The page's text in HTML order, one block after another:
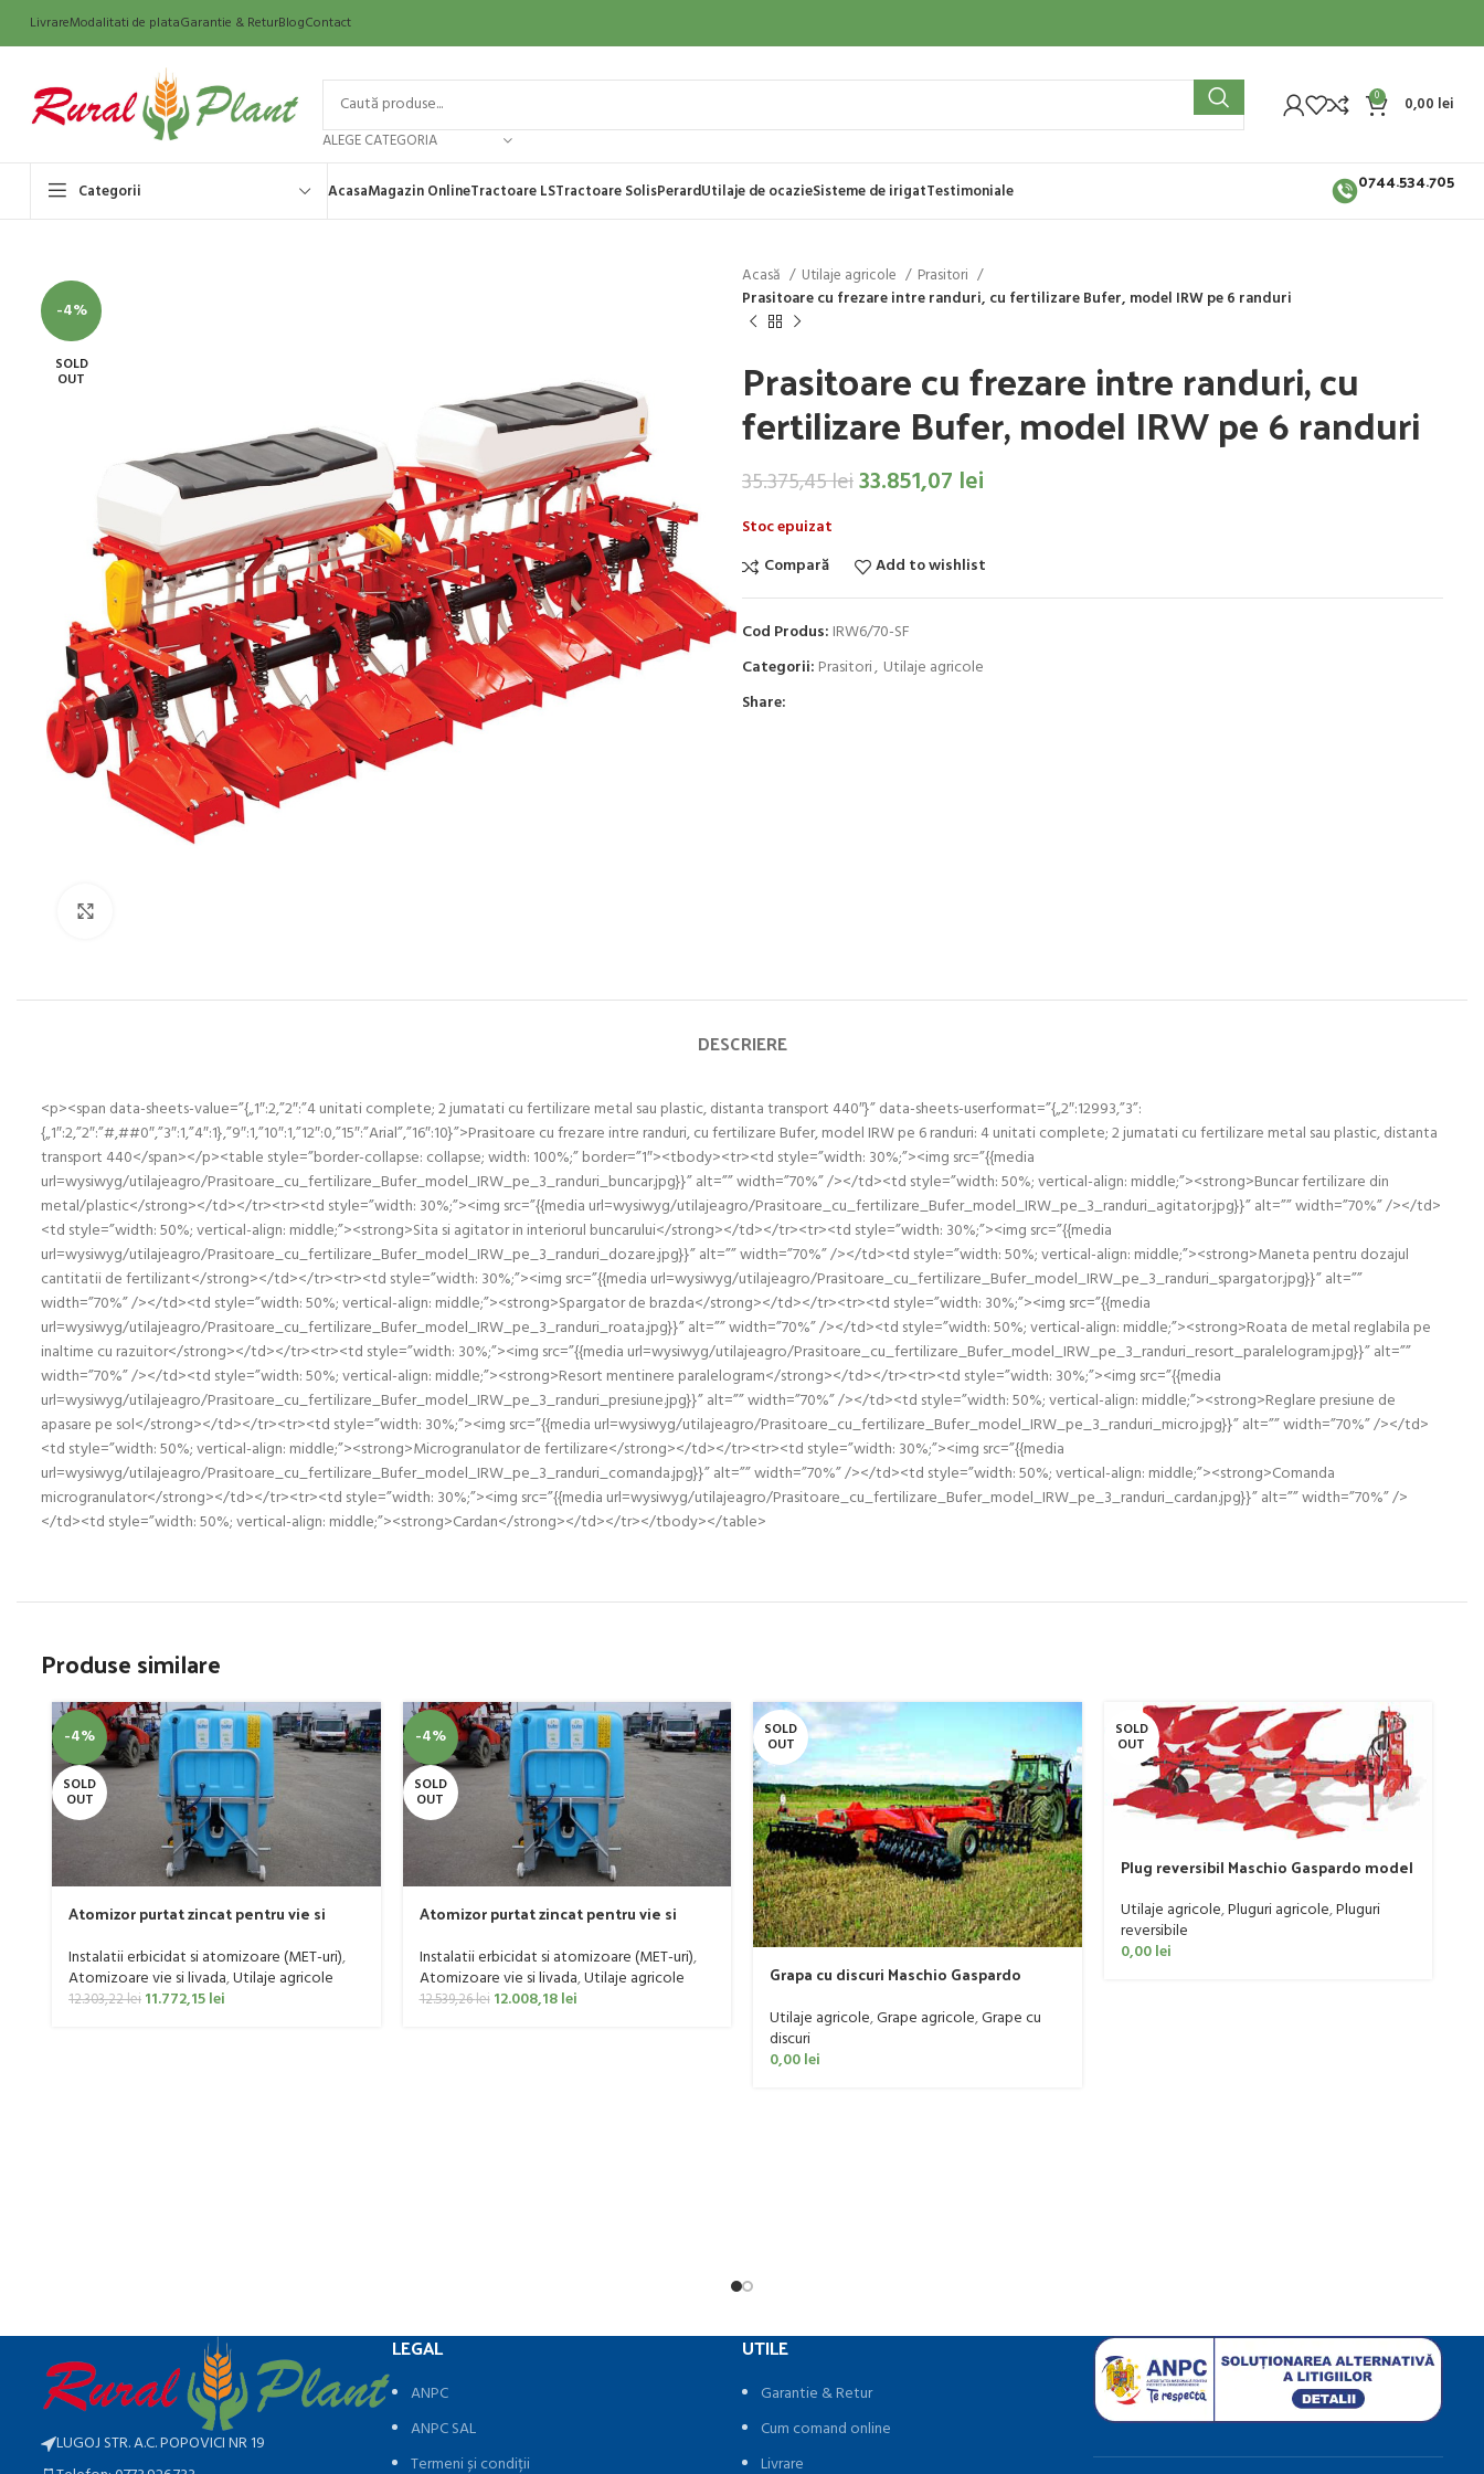
LivrareModalitati de plataGarantie & ReturBlogContact
ALEGE CATEGORIA
0 0,00 lei
Categorii AcasaMagazin OnlineTractoare LSTractoare SolisPerardUtilaje de ocazieSisteme de irigatTestimoniale 0744.534.705
-4%
SOLD
OUT
Acasă Utilaje agricole
Prasitori
Prasitoare cu frezare intre randuri, cu fertilizare Bufer, model IRW pe 6 randuri
Prasitoare cu frezare intre randuri, cu
fertilizare Bufer, model IRW pe 6 randuri
35.375,45lei33.851,07 lei
Stoc epuizat
Compară
Add to wishlist
Cod Produs: IRW6/70-SF
Categorii: Prasitori, Utilaje agricole
Share:
DESCRIERE
<p><span data-sheets-value=”{„1″:2,”2″:”4 unitati complete; 2 jumatati cu fertilizare metal sau plastic, distanta transport 440″}” data-sheets-userformat=”{„2″:12993,”3”:
{„1″:2,”2″:”#,##0″,”3″:1,”4″:1},”9″:1,”10″:1,”12″:0,”15″:”Arial”,”16″:10}”>Prasitoare cu frezare intre randuri, cu fertilizare Bufer, model IRW pe 6 randuri: 4 unitati complete; 2 jumatati cu fertilizare metal sau plastic, distanta
transport 440</span></p><table style=”border-collapse: collapse; width: 100%;” border=”1″><tbody><tr><td style=”width: 30%;”><img src=”{{media
url=wysiwyg/utilajeagro/Prasitoare_cu_fertilizare_Bufer_model_IRW_pe_3_randuri_buncar.jpg}}” alt=”” width=”70%” /></td><td style=”width: 50%; vertical-align: middle;”><strong>Buncar fertilizare din
metal/plastic</strong></td></tr><tr><td style=”width: 30%;”><img src=”{{media url=wysiwyg/utilajeagro/Prasitoare_cu_fertilizare_Bufer_model_IRW_pe_3_randuri_agitator.jpg}}” alt=”” width=”70%” /></td>
<td style=”width: 50%; vertical-align: middle;”><strong>Sita si agitator in interiorul buncarului</strong></td></tr><tr><td style=”width: 30%;”><img src=”{{media
url=wysiwyg/utilajeagro/Prasitoare_cu_fertilizare_Bufer_model_IRW_pe_3_randuri_dozare.jpg}}” alt=”” width=”70%” /></td><td style=”width: 50%; vertical-align: middle;”><strong>Maneta pentru dozajul
cantitatii de fertilizant</strong></td></tr><tr><td style=”width: 30%;”><img src=”{{media url=wysiwyg/utilajeagro/Prasitoare_cu_fertilizare_Bufer_model_IRW_pe_3_randuri_spargator.jpg}}” alt=””
width=”70%” /></td><td style=”width: 50%; vertical-align: middle;”><strong>Spargator de brazda</strong></td></tr><tr><td style=”width: 30%;”><img src=”{{media
url=wysiwyg/utilajeagro/Prasitoare_cu_fertilizare_Bufer_model_IRW_pe_3_randuri_roata.jpg}}” alt=”” width=”70%” /></td><td style=”width: 50%; vertical-align: middle;”><strong>Roata de metal reglabila pe
inaltime cu razuitor</strong></td></tr><tr><td style=”width: 30%;”><img src=”{{media url=wysiwyg/utilajeagro/Prasitoare_cu_fertilizare_Bufer_model_IRW_pe_3_randuri_resort_paralelogram.jpg}}” alt=””
width=”70%” /></td><td style=”width: 50%; vertical-align: middle;”><strong>Resort mentinere paralelogram</strong></td></tr><tr><td style=”width: 30%;”><img src=”{{media
url=wysiwyg/utilajeagro/Prasitoare_cu_fertilizare_Bufer_model_IRW_pe_3_randuri_presiune.jpg}}” alt=”” width=”70%” /></td><td style=”width: 50%; vertical-align: middle;”><strong>Reglare presiune de
apasare pe sol</strong></td></tr><tr><td style=”width: 30%;”><img src=”{{media url=wysiwyg/utilajeagro/Prasitoare_cu_fertilizare_Bufer_model_IRW_pe_3_randuri_micro.jpg}}” alt=”” width=”70%” /></td>
<td style=”width: 50%; vertical-align: middle;”><strong>Microgranulator de fertilizare</strong></td></tr><tr><td style=”width: 30%;”><img src=”{{media
url=wysiwyg/utilajeagro/Prasitoare_cu_fertilizare_Bufer_model_IRW_pe_3_randuri_comanda.jpg}}” alt=”” width=”70%” /></td><td style=”width: 50%; vertical-align: middle;”><strong>Comanda
microgranulator</strong></td></tr><tr><td style=”width: 30%;”><img src=”{{media url=wysiwyg/utilajeagro/Prasitoare_cu_fertilizare_Bufer_model_IRW_pe_3_randuri_cardan.jpg}}” alt=”” width=”70%” />
</td><td style=”width: 50%; vertical-align: middle;”><strong>Cardan</strong></td></tr></tbody></table>
Produse similare
-4%
SOLD
OUT
Atomizor purtat zincat pentru vie si
Instalatii erbicidat si atomizoare (MET-uri),
Atomizoare vie si livada,Utilaje agricole
12.303,22lei 11.772,15lei
-4%
SOLD
OUT
Atomizor purtat zincat pentru vie si
Instalatii erbicidat si atomizoare (MET-uri),
Atomizoare vie si livada,Utilaje agricole
12.539,26lei 12.008,18lei
SOLD
OUT
Grapa cu discuri Maschio Gaspardo
Utilaje agricole,Grape agricole,Grape cu
discuri
0,00lei
SOLD
OUT
Plug reversibil Maschio Gaspardo model
Utilaje agricole,Pluguri agricole,Pluguri
reversibile
0,00lei
LUGOJ STR. A.C. POPOVICI NR 19
LEGAL
ANPC
ANPC SAL
Termeni și condiții
UTILE
Garantie & Retur
Cum comand online
Livrare